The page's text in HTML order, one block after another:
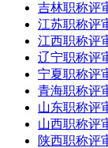
吉林职称评
江苏职称评
江西职称评
辽宁职称评
宁夏职称评
青海职称评
山东职称评
山西职称评
陕西职称评